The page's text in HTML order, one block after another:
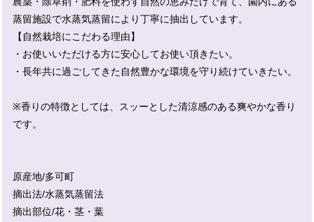
蒸留施設で水蒸気蒸留により丁寧に抽出しています。
【自然栽培にこだわる理由】
・お使いいただける方に安心してお使い頂きたい。
・長年共に過ごしてきた自然豊かな環境を守り続けていきたい。
※香りの特徴としては、スッーとした清涼感のある爽やかな香り
です。
原産地/多可町
摘出法/水蒸気蒸留法
摘出部位/花・茎・葉